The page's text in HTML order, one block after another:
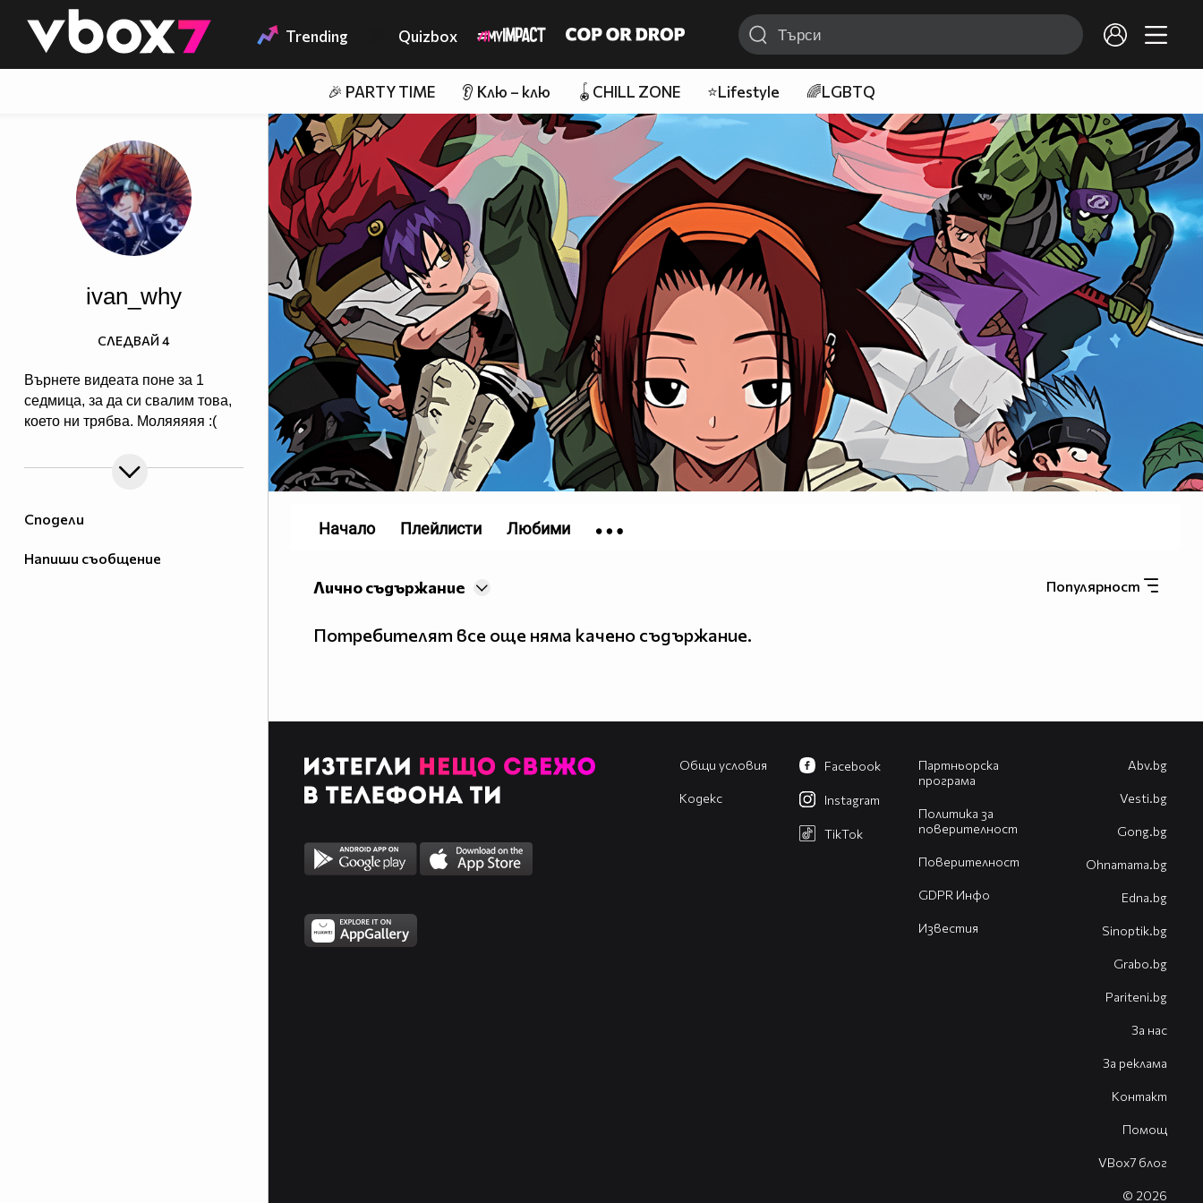
👾 Trending Quizbox
🎉 PARTY TIME 👂 Клю – клю 🪀CHILL ZONE ⭐Lifestyle 🌈LGBTQ
Сподели
Напиши съобщение
ivan_why
Върнете видеата поне за 1
седмица, за да си свалим това,
което ни трябва. Mоляяяяя :(
СЛЕДВАЙ 4
Популярност
Лично съдържание
Потребителят все още няма качено съдържание.
Начало Плейлисти Любими
Общи условия
Кодекс
Партньорска
програма
Политика за
поверителност
Поверителност
GDPR Инфо
Известия
Facebook
Instagram
TikTok
Abv.bg
Vesti.bg
Gong.bg
Оhnamama.bg
Edna.bg
Sinoptik.bg
Grabo.bg
Pariteni.bg
За нас
За реклама
Контакт
Помощ
VBox7 блог
© 2026